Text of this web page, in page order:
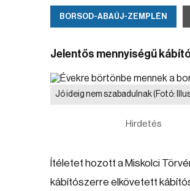
BORSOD-ABAÚJ-ZEMPLÉN
Jelentős mennyiségű
Jó ideig nem szabadulnak(Fotó:
Hirdetés
Ítéletet hozott a Miskolci
kábítószerre elkövetett